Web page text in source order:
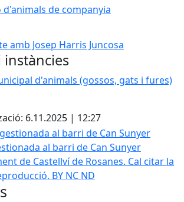
d'animals de companyia
amb Josep Harris Juncosa
instàncies
d'animals (gossos, gats i fures)
6.11.2025 | 12:27
al barri de Can Sunyer
al barri de Can Sunyer
de Castellví de Rosanes. Cal citar la
BY NC ND